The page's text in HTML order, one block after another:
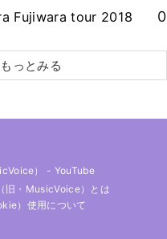
Fujiwara tour 2018
0
っとみる
） - YouTube
旧・MusicVoice）とは
）使用について